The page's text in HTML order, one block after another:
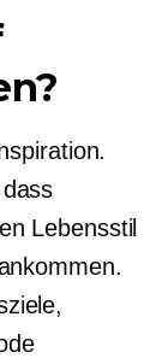
Lebensstil